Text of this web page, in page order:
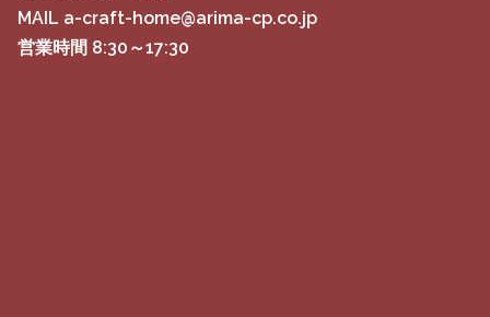
MAIL a-craft-home@arima-cp.co.jp
営業時間 8:30～17:30